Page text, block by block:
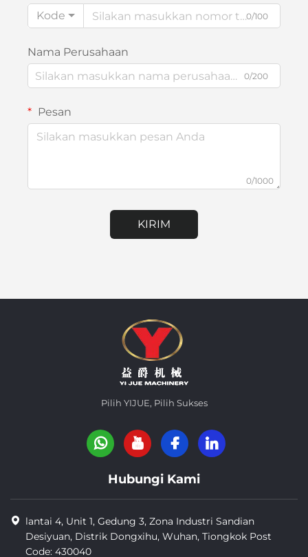
Kode
0/100
Nama Perusahaan
0/200
Pesan
0/1000
KIRIM
Pilih YIJUE, Pilih Sukses
Hubungi Kami
lantai 4, Unit 1, Gedung 3, Zona Industri Sandian
Desiyuan, Distrik Dongxihu, Wuhan, Tiongkok Post
Code: 430040